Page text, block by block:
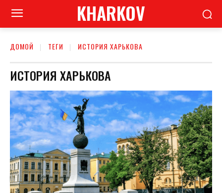
KHARKOV
ДОМОЙ ТЕГИ ИСТОРИЯ ХАРЬКОВА
ИСТОРИЯ ХАРЬКОВА